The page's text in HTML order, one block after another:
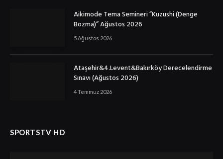
Aikimode Tema Semineri ”Kuzushi (Denge
Bozma)” Ağustos 2026
5 Ağustos 2026
Ataşehir&4.Levent&Bakırköy Derecelendirme
Sınavı (Ağustos 2026)
4 Temmuz 2026
SPORTSTV HD